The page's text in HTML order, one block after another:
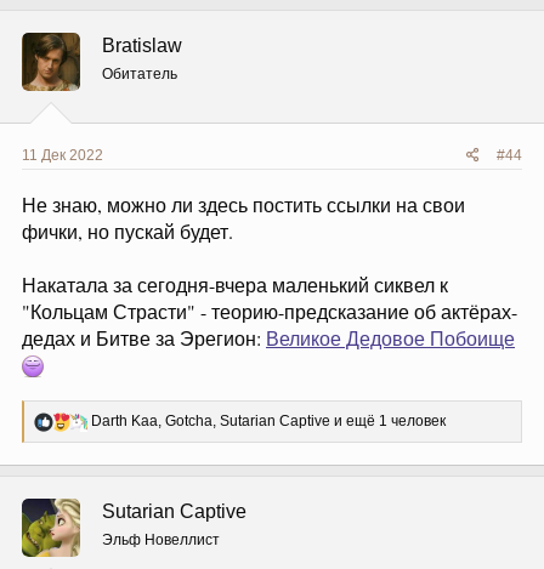
ц
и
и
:
Bratislaw
Обитатель
11 Дек 2022 #44
Не знаю, можно ли здесь постить ссылки на свои
фички, но пускай будет.
Накатала за сегодня-вчера маленький сиквел к
"Кольцам Страсти" - теорию-предсказание об актёрах-
дедах и Битве за Эрегион: Великое Дедовое Побоище
Р
е
Darth Kaa, Gotcha, Sutarian Captive и ещё 1 человек
Sutarian Captive
Эльф Новеллист